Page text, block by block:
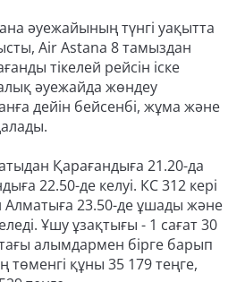
әуежайының түнгі уақытта
Air Astana 8 тамыздан
тікелей рейсін іске
әуежайда жөндеу
дейін бейсенбі, жұма және
Қарағандыға 21.20-да
22.50-де келуі. КС 312 кері
Алматыға 23.50-де ұшады және
Ұшу ұзақтығы - 1 сағат 30
алымдармен бірге барып
төменгі құны 35 179 теңге,